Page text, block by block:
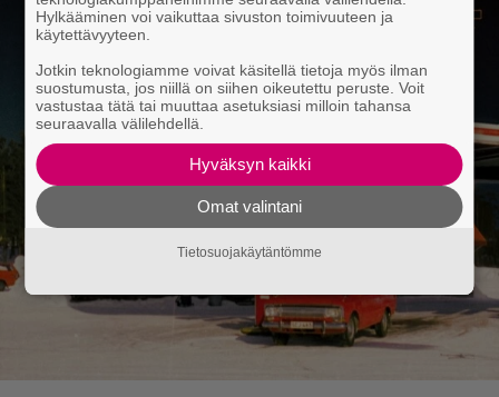
Hylkääminen voi vaikuttaa sivuston toimivuuteen ja
käytettävyyteen.
Jotkin teknologiamme voivat käsitellä tietoja myös ilman
suostumusta, jos niillä on siihen oikeutettu peruste. Voit
vastustaa tätä tai muuttaa asetuksiasi milloin tahansa
seuraavalla välilehdellä.
Hyväksyn kaikki
Omat valintani
Tietosuojakäytäntömme